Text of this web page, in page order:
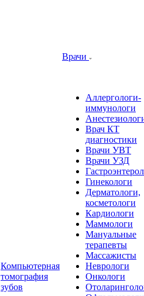
Компьютерная
томография
зубов
Врачи
Аллергологи-
иммунологи
Врач КТ
диагностики
Врачи УВТ
Врачи УЗД
Гинекологи
Дерматологи,
косметологи
Кардиологи
Маммологи
Мануальные
терапевты
Массажисты
Неврологи
Онкологи